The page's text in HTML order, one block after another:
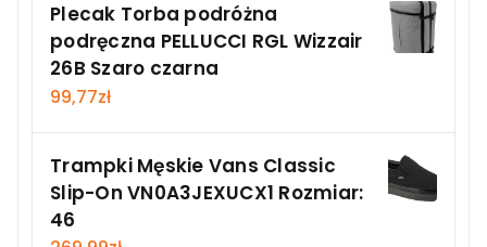
Plecak Torba podróżna
podręczna PELLUCCI RGL Wizzair
26B Szaro czarna
99,77zł
Trampki Męskie Vans Classic
Slip-On VN0A3JEXUCX1 Rozmiar:
46